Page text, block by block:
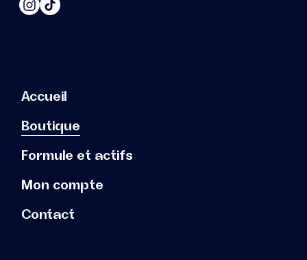
Accueil
Boutique
Formule et actifs
Mon compte
Contact